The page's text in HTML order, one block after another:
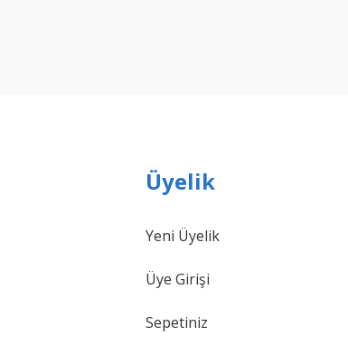
Üyelik
Yeni Üyelik
Üye Girişi
Sepetiniz